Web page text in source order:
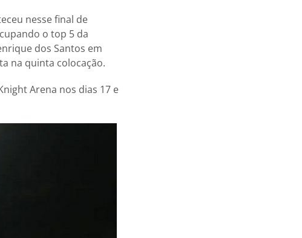
nesse final de
o top 5 da
dos Santos em
na quinta colocação.
Arena nos dias 17 e